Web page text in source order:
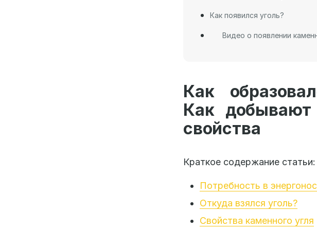
Как появился уголь?
Видео о появлении
Как
Как
свойства
Краткое содержание статьи:
Потребность в
Откуда взялся уголь?
Свойства каменного угля